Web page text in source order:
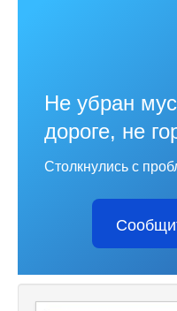
Не убран
дороге, не
Столкнулись с